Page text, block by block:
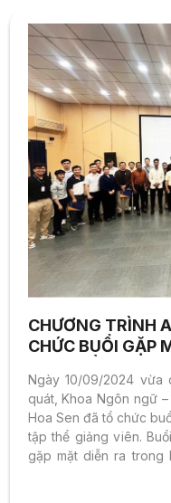
Hệ thống Giáo dục
Education). Sứ mệnh
khơi gợi, truyền cảm
CHƯƠNG TRÌNH
CHỨC BUỔI GẶP
ĐÓN NĂM HỌC
Ngày 10/09/2024 vừa
quát, Khoa Ngôn ngữ
Hoa Sen đã tổ chức
tập thể giảng viên.
gặp mặt diễn ra trong
hẹn sẽ là tiền đề